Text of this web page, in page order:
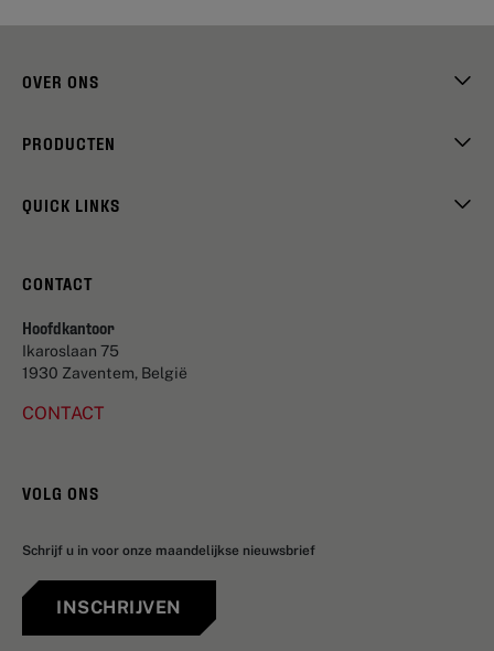
OVER ONS
PRODUCTEN
QUICK LINKS
CONTACT
Hoofdkantoor
Ikaroslaan 75
1930 Zaventem, België
CONTACT
VOLG ONS
Schrijf u in voor onze maandelijkse nieuwsbrief
INSCHRIJVEN